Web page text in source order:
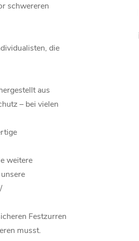
schwereren
die
aus
– bei vielen
weitere
Festzurren
musst.